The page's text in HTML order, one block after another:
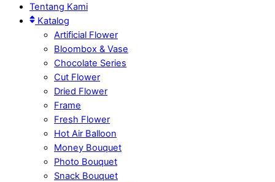
Tentang Kami
Katalog
Artificial Flower
Bloombox & Vase
Chocolate Series
Cut Flower
Dried Flower
Frame
Fresh Flower
Hot Air Balloon
Money Bouquet
Photo Bouquet
Snack Bouquet